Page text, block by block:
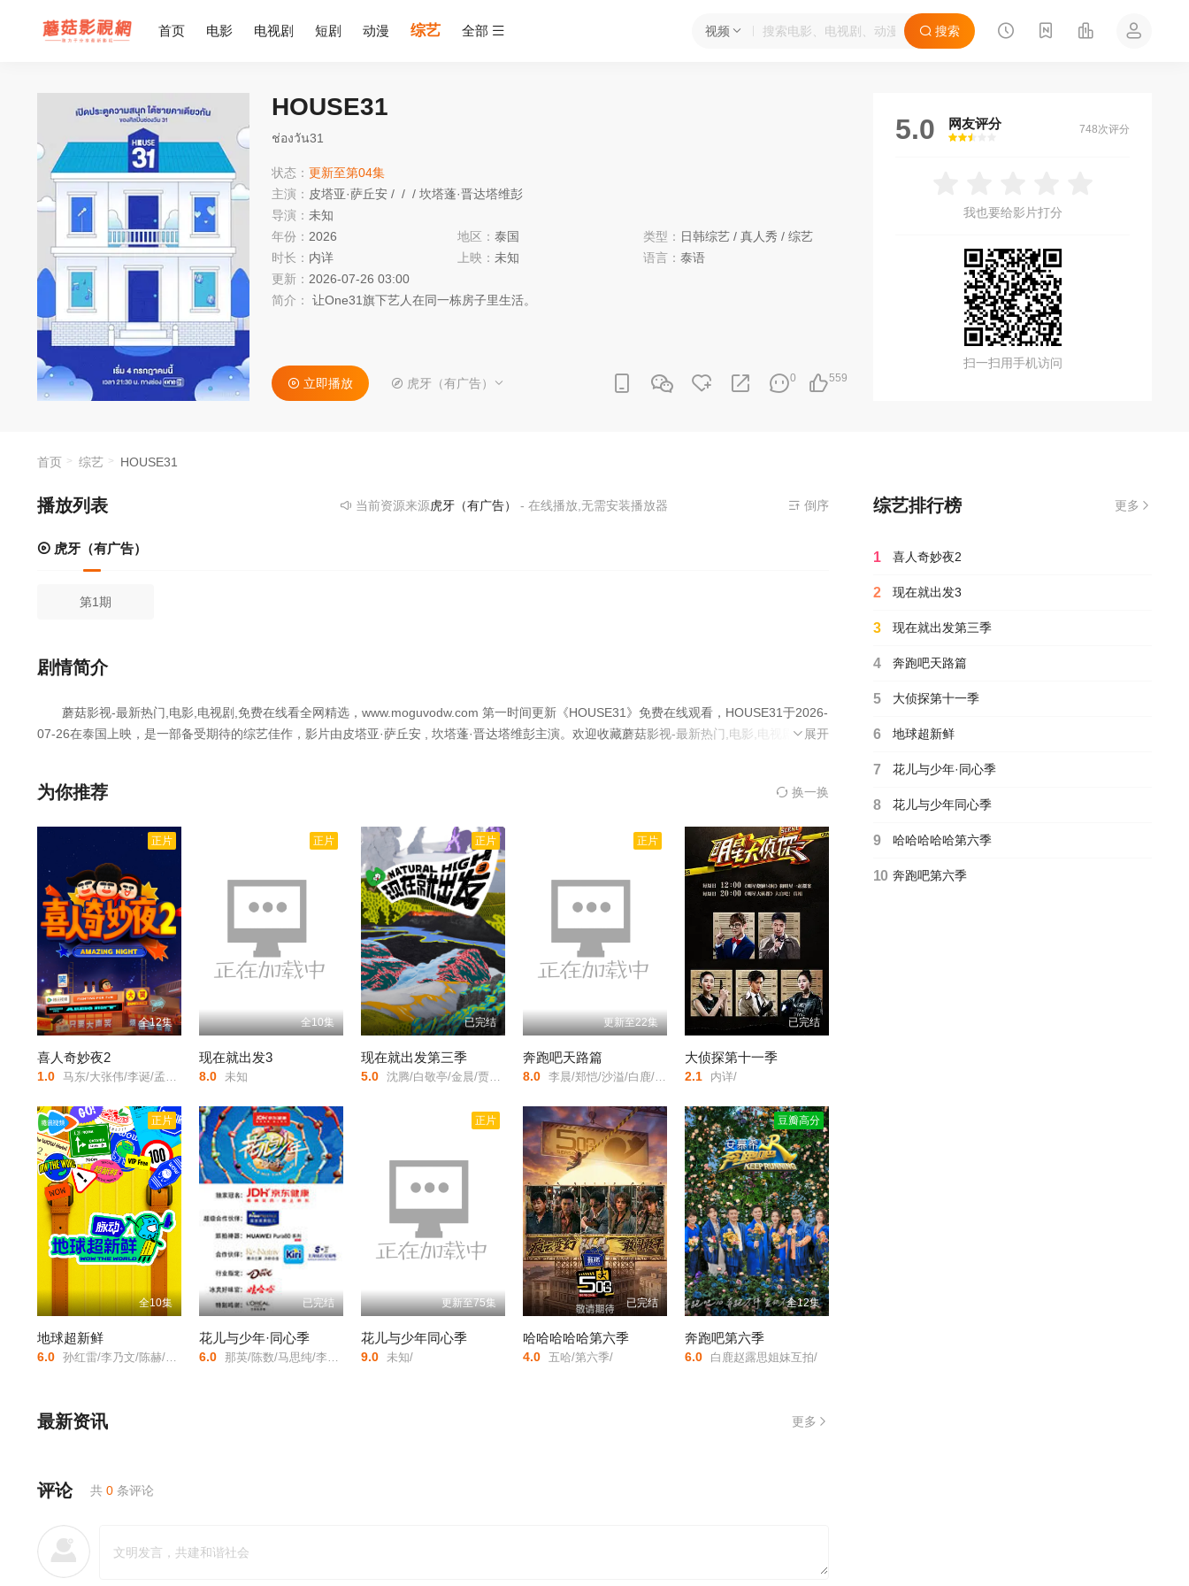
视频 搜索
首页 电影 电视剧 短剧 动漫 综艺 全部
HOUSE31
ช่องวัน31
状态： 更新至第04集
主演： 皮塔亚·萨丘安 / / / 坎塔蓬·晋达塔维彭
导演： 未知
年份： 2026 地区： 泰国 类型： 日韩综艺 / 真人秀 / 综艺
时长： 内详 上映： 未知 语言： 泰语
更新： 2026-07-26 03:00
简介：
让One31旗下艺人在同一栋房子里生活。
559
0
立即播放 虎牙（有广告）
5.0 网友评分
很差
较差还行推荐力荐
748次评分
我也要给影片打分
扫一扫用手机访问
首页 综艺 HOUSE31
播放列表 当前资源来源虎牙（有广告）- 在线播放,无需安装播放器 倒序
虎牙（有广告）
第1期
剧情简介
蘑菇影视-最新热门,电影,电视剧,免费在线看全网精选，www.moguvodw.com 第一时间更新《HOUSE31》免费在线观看，HOUSE31于2026-
07-26在泰国上映，是一部备受期待的综艺佳作，影片由皮塔亚·萨丘安 , 坎塔蓬·晋达塔维彭主演。欢迎收藏蘑菇影视-最新热门,电影,电视剧,免费
展开
为你推荐 换一换
正片
全12集
喜人奇妙夜2
1.0 马东/大张伟/李诞/孟子义/胡先煦/张若昀/刘旸/吕严/土豆/王天放/滕哲/蒋龙/张弛/左凌峰/
正片
全10集
现在就出发3
8.0 未知
正片
已完结
现在就出发第三季
5.0 沈腾/白敬亭/金晨/贾冰/王安宇/胡先煦/范丞丞/黄景瑜/
正片
更新至22集
奔跑吧天路篇
8.0 李晨/郑恺/沙溢/白鹿/范丞丞/宋雨琦/时代少年团张真源/李昀锐/敖瑞鹏/翟子路/王楚然/徐志胜/沈羽洁/
已完结
大侦探第十一季
2.1 内详/
正片
全10集
地球超新鲜
6.0 孙红雷/李乃文/陈赫/刘宇宁/龚俊/陈星旭/王玉雯/欧阳娣娣/
已完结
花儿与少年·同心季
6.0 那英/陈数/马思纯/李沁/张雅琪/龚俊/张晚意/
正片
更新至75集
花儿与少年同心季
9.0 未知/
已完结
哈哈哈哈哈第六季
4.0 五哈/第六季/
豆瓣高分
全12集
奔跑吧第六季
6.0 白鹿赵露思姐妹互拍/
最新资讯 更多
评论 共 0 条评论
综艺排行榜 更多
1 喜人奇妙夜2
2 现在就出发3
3 现在就出发第三季
4 奔跑吧天路篇
5 大侦探第十一季
6 地球超新鲜
7 花儿与少年·同心季
8 花儿与少年同心季
9 哈哈哈哈哈第六季
10 奔跑吧第六季